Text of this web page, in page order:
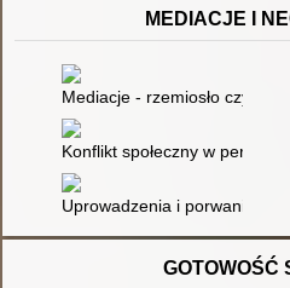
MEDIACJE I
Mediacje - rzemiosło czy
Konflikt społeczny w
Uprowadzenia i porwania
GOTOWOŚĆ